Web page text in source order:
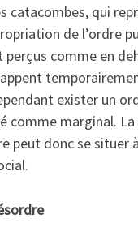
catacombes, qui
de l’ordre
perçus comme en
exister un
comme marginal.
peut donc se situer